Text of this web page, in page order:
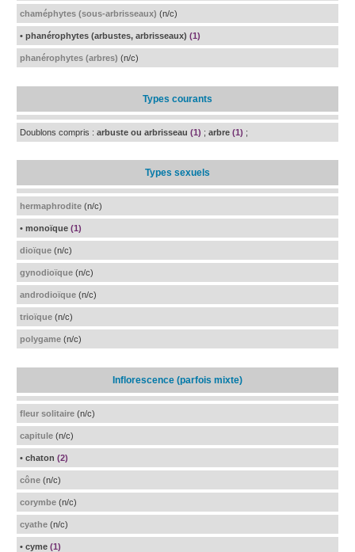
chaméphytes (sous-arbrisseaux) (n/c)
• phanérophytes (arbustes, arbrisseaux) (1)
phanérophytes (arbres) (n/c)
Types courants
Doublons compris : arbuste ou arbrisseau (1) ; arbre (1) ;
Types sexuels
hermaphrodite (n/c)
• monoïque (1)
dioïque (n/c)
gynodioïque (n/c)
androdioïque (n/c)
trioïque (n/c)
polygame (n/c)
Inflorescence (parfois mixte)
fleur solitaire (n/c)
capitule (n/c)
• chaton (2)
cône (n/c)
corymbe (n/c)
cyathe (n/c)
• cyme (1)